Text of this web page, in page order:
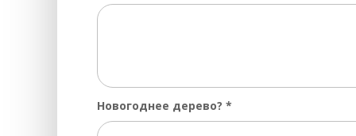
Новогоднее дерево? *